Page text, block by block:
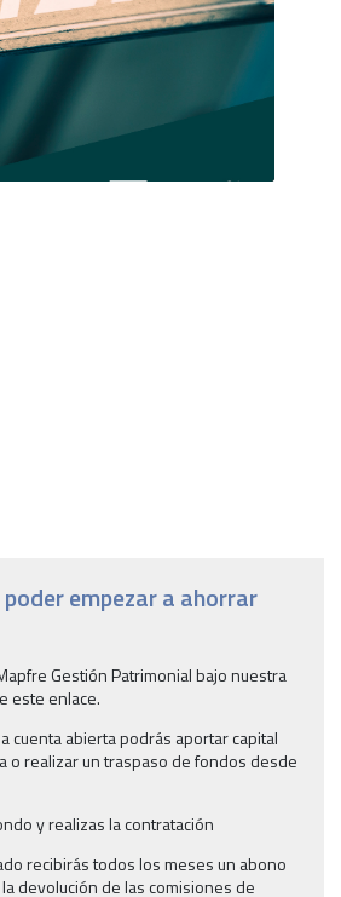
empezar a ahorrar
Gestión Patrimonial bajo nuestra
este enlace.
cuenta abierta podrás aportar capital
o realizar un traspaso de fondos desde
y realizas la contratación
recibirás todos los meses un abono
devolución de las comisiones de